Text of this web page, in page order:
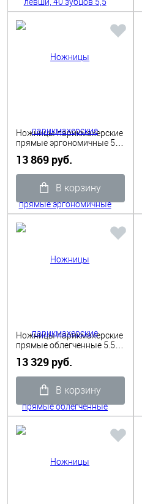
Ножницы парикмахерские
прямые эргономичные 5.5
13 869 руб.
В корзину
Ножницы парикмахерские
прямые облегченные 5.5
13 329 руб.
В корзину